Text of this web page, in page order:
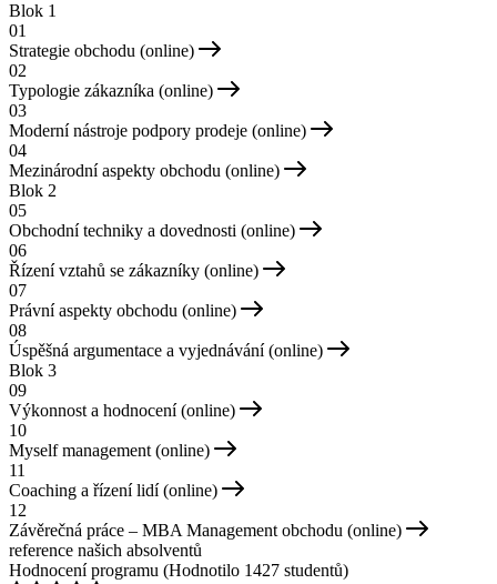
Blok 1
01
Strategie obchodu (online)
02
Typologie zákazníka (online)
03
Moderní nástroje podpory prodeje (online)
04
Mezinárodní aspekty obchodu (online)
Blok 2
05
Obchodní techniky a dovednosti (online)
06
Řízení vztahů se zákazníky (online)
07
Právní aspekty obchodu (online)
08
Úspěšná argumentace a vyjednávání (online)
Blok 3
09
Výkonnost a hodnocení (online)
10
Myself management (online)
11
Coaching a řízení lidí (online)
12
Závěrečná práce – MBA Management obchodu (online)
reference našich absolventů
Hodnocení programu (Hodnotilo 1427 studentů)